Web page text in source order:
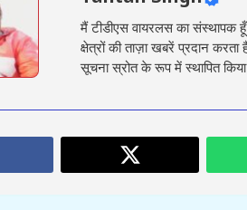
मैं टीडीएस वायरलस का संस्थापक
क्षेत्रों की ताज़ा खबरें प्रदान
सूचना स्रोत के रूप में स्थापित